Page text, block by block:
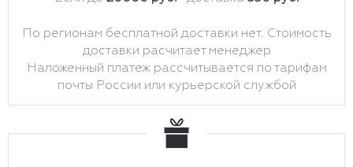
По регионам бесплатной доставки нет. Стоимость
доставки расчитает менеджер
Наложенный платеж рассчитывается по тарифам
почты России или курьерской службой